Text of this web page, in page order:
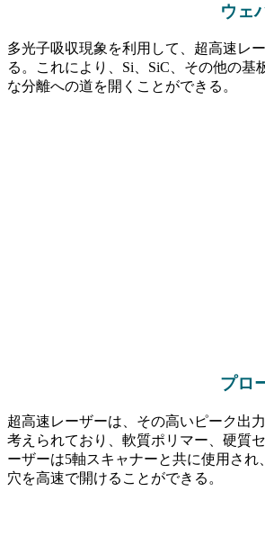
ウェ
多光子吸収現象を利用して、超高速レ
る。これにより、Si、SiC、その他の
な分離への道を開くことができる。
プロ
超高速レーザーは、その高いピーク出
考えられており、軟質ポリマー、硬質
ーザーは5軸スキャナーと共に使用さ
穴を高速で開けることができる。